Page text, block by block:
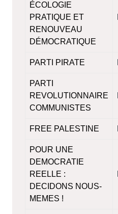
ÉCOLOGIE
PRATIQUE ET
RENOUVEAU
DÉMOCRATIQUE
PARTI PIRATE
PARTI
REVOLUTIONNAIRE
COMMUNISTES
FREE PALESTINE
POUR UNE
DEMOCRATIE
REELLE :
DECIDONS NOUS-
MEMES !